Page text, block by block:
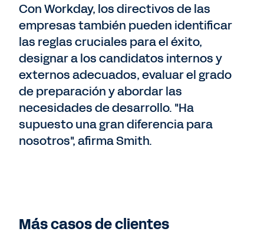
Con Workday, los directivos de las
empresas también pueden identificar
las reglas cruciales para el éxito,
designar a los candidatos internos y
externos adecuados, evaluar el grado
de preparación y abordar las
necesidades de desarrollo. "Ha
supuesto una gran diferencia para
nosotros", afirma Smith.
Más casos de clientes